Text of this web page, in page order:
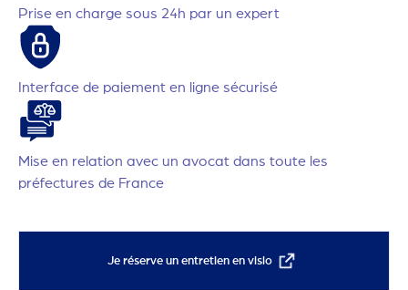
Prise en charge sous 24h par un expert
Interface de paiement en ligne sécurisé
Mise en relation avec un avocat dans toute les
préfectures de France
Je réserve un entretien en visio